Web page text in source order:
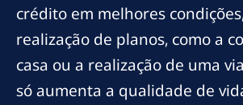
crédito em melhores
realização de planos, como a
casa ou a realização de uma
só aumenta a qualidade de